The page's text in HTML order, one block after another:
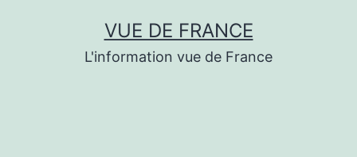
VUE DE FRANCE
L'information vue de France